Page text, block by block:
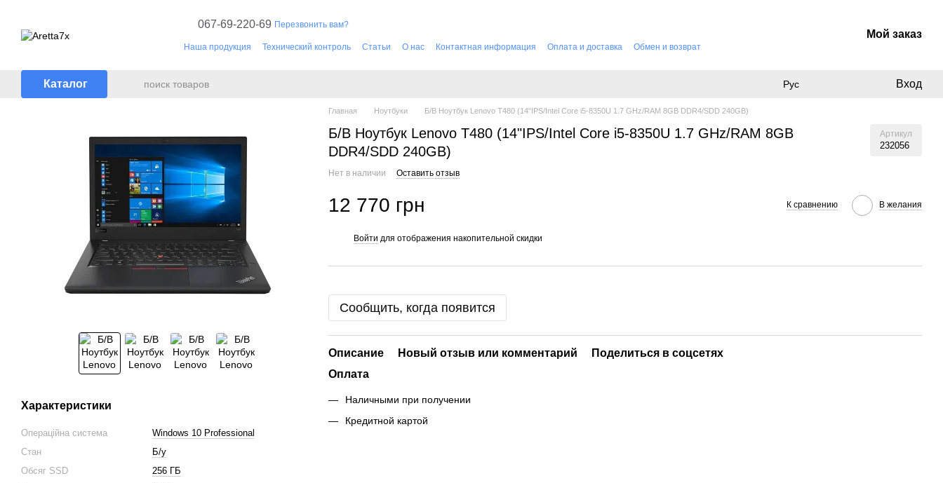
067-69-220-69 Перезвонить вам?
Наша продукция Технический контроль Cтатьи О нас Контактная информация Оплата и доставка
Обмен и возврат
Мой заказ
Каталог Рус Вход
Характеристики
Операційна система
Windows 10 Professional
Стан
Б/у
Обсяг SSD
256 ГБ
Главная Ноутбуки Б/В Ноутбук Lenovo T480 (14"IPS/Intel Core i5-8350U 1.7 GHz/RAM 8GB DDR4/SDD 240GB)
Б/В Ноутбук Lenovo T480 (14"IPS/Intel Core i5-8350U 1.7 GHz/RAM 8GB
DDR4/SDD 240GB)
Артикул
232056
Нет в наличии Оставить отзыв
12 770 грн К сравнению В желания
Войти для отображения накопительной скидки
Сообщить, когда появится
Описание Новый отзыв или комментарий
Поделиться в соцсетях
Оплата
Наличными при получении
Кредитной картой